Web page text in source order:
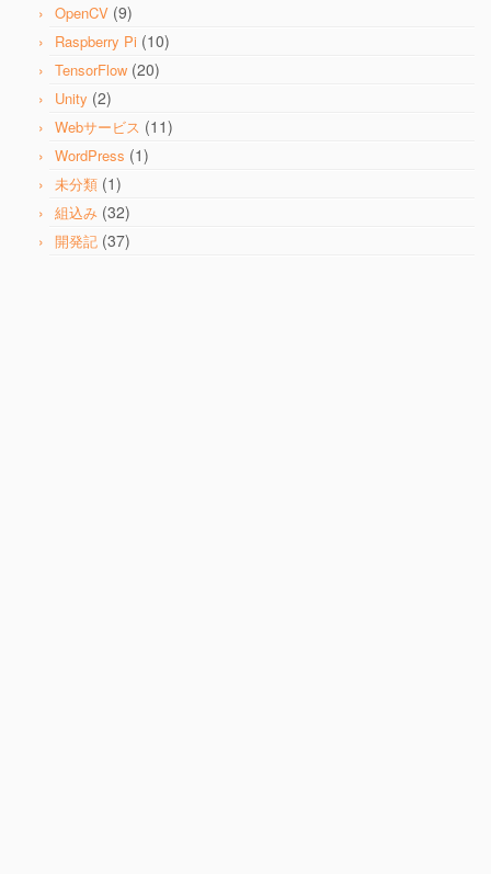
OpenCV (9)
Raspberry Pi (10)
TensorFlow (20)
Unity (2)
Webサービス (11)
WordPress (1)
未分類 (1)
組込み (32)
開発記 (37)